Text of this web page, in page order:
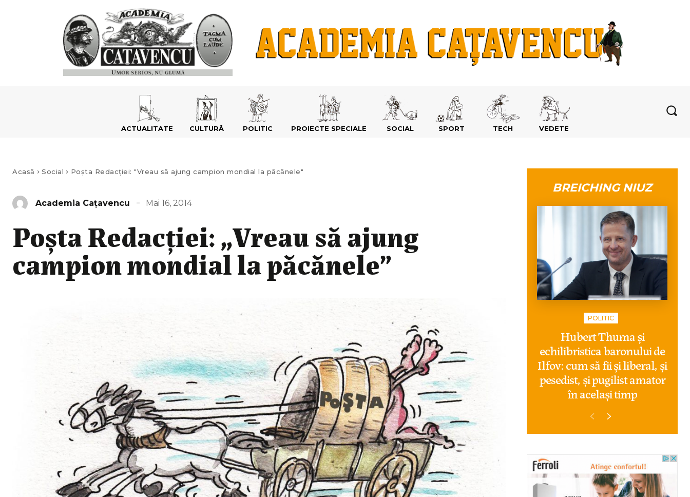
ACTUALITATE CULTURĂ POLITIC PROIECTE SPECIALE SOCIAL SPORT TECH VEDETE
Acasă Social Poșta Redacției: "Vreau să ajung campion mondial la păcănele"
Academia Caţavencu Mai 16, 2014
Poșta Redacției: „Vreau să ajung
campion mondial la păcănele”
BREICHING NIUZ
POLITIC
Hubert Thuma și
echilibristica baronului de
Ilfov: cum să fii și liberal, și
pesedist, și pugilist amator
în același timp